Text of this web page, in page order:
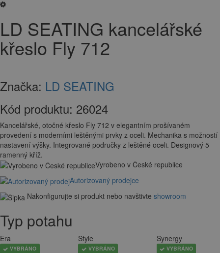
LD SEATING kancelářské
křeslo Fly 712
Značka: LD SEATING
Kód produktu: 26024
Kancelářské, otočné křeslo Fly 712 v elegantním prošívaném
provedení s moderními leštěnými prvky z oceli. Mechanika s možností
nastavení výšky. Integrované područky z leštěné oceli. Designový 5
ramenný kříž.
Vyrobeno v České republice
Autorizovaný prodejce
Nakonfigurujte si produkt nebo navštivte showroom
Typ potahu
Era
VYBRÁNO
Style
VYBRÁNO
Synergy
VYBRÁNO